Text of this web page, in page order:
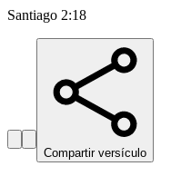
Santiago 2:18
Compartir versículo